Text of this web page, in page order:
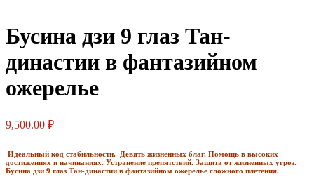
Бусина дзи 9 глаз Тан-
династии в фантазийном
ожерелье
9,500.00 ₽
Идеальный код стабильности. Девять жизненных благ. Помощь в высоких
достижениях и начинаниях. Устранение препятствий. Защита от жизненных угроз.
Бусина дзи 9 глаз Тан-династии в фантазийном ожерелье сложного плетения.